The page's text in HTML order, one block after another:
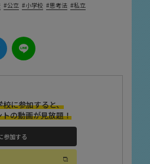
公立 小学校 思考法 私立
校に参加すると、
の動画が見放題！
参加する